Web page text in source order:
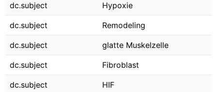
dc.subject Hypoxie
dc.subject Remodeling
dc.subject glatte Muskelzelle
dc.subject Fibroblast
dc.subject HIF